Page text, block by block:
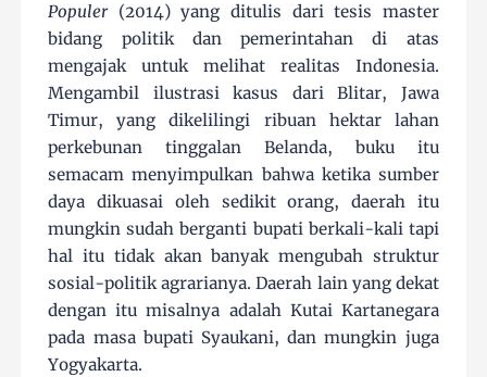
Populer(2014) yang ditulis dari tesis master
bidang politik dan pemerintahan di atas
mengajak untuk melihat realitas Indonesia.
Mengambil ilustrasi kasus dari Blitar, Jawa
Timur, yang dikelilingi ribuan hektar lahan
perkebunan tinggalan Belanda, buku itu
semacam menyimpulkan bahwa ketika sumber
daya dikuasai oleh sedikit orang, daerah itu
mungkin sudah berganti bupati berkali-kali tapi
hal itu tidak akan banyak mengubah struktur
sosial-politik agrarianya. Daerah lain yang dekat
dengan itu misalnya adalah Kutai Kartanegara
pada masa bupati Syaukani, dan mungkin juga
Yogyakarta.